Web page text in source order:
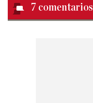
7 comentarios